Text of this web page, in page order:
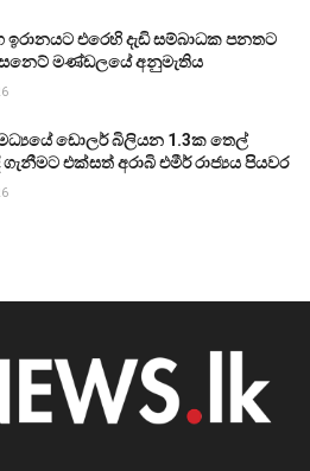
ඉරානයට එරෙහි දැඩි සම්බාධක පනතට
මණ්ඩලයේ අනුමැතිය
මධ්‍යයේ ඩොලර් බිලියන 1.3ක තෙල්
එක්සත් අරාබි එමීර් රාජ්‍යය පියවර